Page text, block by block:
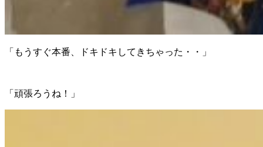
「もうすぐ本番、ドキドキしてきちゃった・・」
「頑張ろうね！」